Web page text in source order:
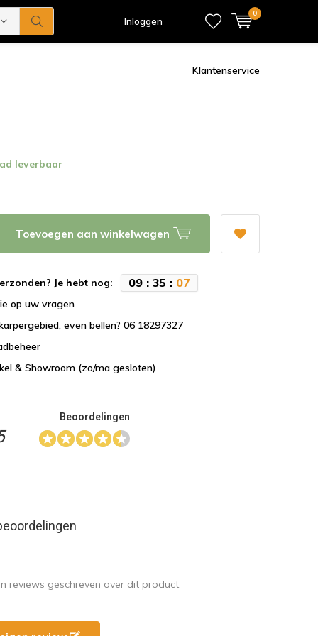
Inloggen
0
Klantenservice
leverbaar
Toevoegen aan winkelwagen
Je hebt nog: 09 :35 : 06
op uw vragen
even bellen? 06 18297327
& Showroom (zo/ma gesloten)
Beoordelingen
reviews geschreven over dit product.